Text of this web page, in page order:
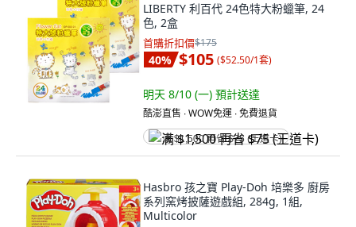
LIBERTY 利百代 24色特大粉蠟筆, 24
色, 2盒
首購折扣價$175
40% $105 ($52.50/1套)
明天 8/10 (一) 預計送達
酷澎直售 ∙ WOW免運 ∙ 免費退貨
满 $1,500 再省 $75 (王道卡)
Hasbro 孩之寶 Play-Doh 培樂多 廚房
系列窯烤披薩遊戲組, 284g, 1組,
Multicolor